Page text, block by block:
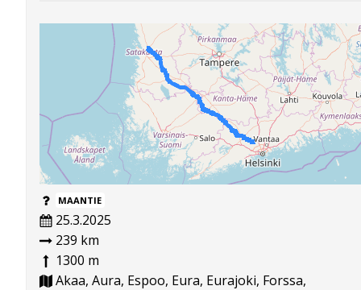
MAANTIE
25.3.2025
239 km
1300 m
Akaa, Aura, Espoo, Eura, Eurajoki, Forssa,